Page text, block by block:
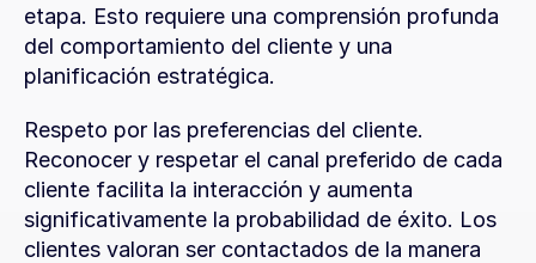
etapa. Esto requiere una comprensión profunda
del comportamiento del cliente y una
planificación estratégica.
Respeto por las preferencias del cliente.
Reconocer y respetar el canal preferido de cada
cliente facilita la interacción y aumenta
significativamente la probabilidad de éxito. Los
clientes valoran ser contactados de la manera